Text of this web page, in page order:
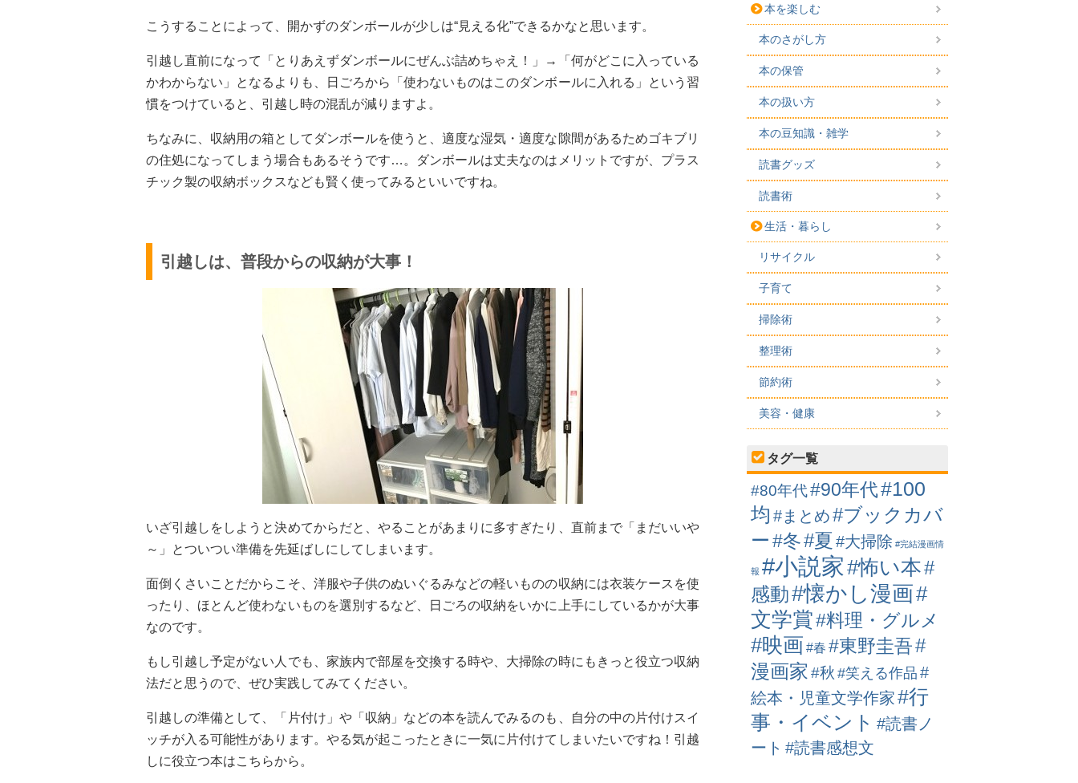
こうすることによって、開かずのダンボールが少しは“見える化”できるかなと思います。
引越し直前になって「とりあえずダンボールにぜんぶ詰めちゃえ！」→「何がどこに入っている
かわからない」となるよりも、日ごろから「使わないものはこのダンボールに入れる」という習
慣をつけていると、引越し時の混乱が減りますよ。
ちなみに、収納用の箱としてダンボールを使うと、適度な湿気・適度な隙間があるためゴキブリ
の住処になってしまう場合もあるそうです…。ダンボールは丈夫なのはメリットですが、プラス
チック製の収納ボックスなども賢く使ってみるといいですね。
引越しは、普段からの収納が大事！
いざ引越しをしようと決めてからだと、やることがあまりに多すぎたり、直前まで「まだいいや
～」とついつい準備を先延ばしにしてしまいます。
面倒くさいことだからこそ、洋服や子供のぬいぐるみなどの軽いものの収納には衣装ケースを使
ったり、ほとんど使わないものを選別するなど、日ごろの収納をいかに上手にしているかが大事
なのです。
もし引越し予定がない人でも、家族内で部屋を交換する時や、大掃除の時にもきっと役立つ収納
法だと思うので、ぜひ実践してみてください。
引越しの準備として、「片付け」や「収納」などの本を読んでみるのも、自分の中の片付けスイ
ッチが入る可能性があります。やる気が起こったときに一気に片付けてしまいたいですね！引越
しに役立つ本はこちらから。
本を楽しむ
本のさがし方
本の保管
本の扱い方
本の豆知識・雑学
読書グッズ
読書術
生活・暮らし
リサイクル
子育て
掃除術
整理術
節約術
美容・健康
タグ一覧
#80年代#90年代#100
均 #まとめ#ブックカバ
ー#冬#夏 #大掃除 #完結漫画情
報 #小説家#怖い本#
感動#懐かし漫画#
文学賞#料理・グルメ
#映画 #春 #東野圭吾#
漫画家 #秋#笑える作品#
絵本・児童文学作家#行
事・イベント #読書ノ
ート #読書感想文